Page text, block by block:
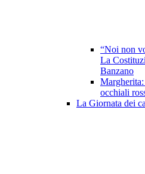
“Noi non
La
Banzano
occhiali
La Giornata dei